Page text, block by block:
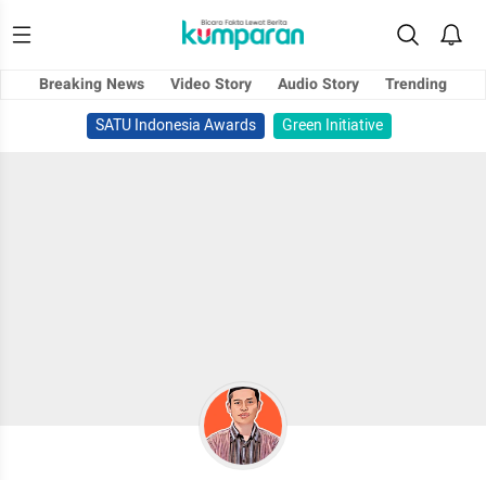
Breaking News Video Story Audio Story
Trending
SATU Indonesia Awards
Green Initiative